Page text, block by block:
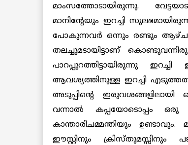
മാംസത്തോടായിരുന്നു.
മാനിന്റേയും ഇറച്ചി
പോകുന്നവര്‍ ഒന്നും രണ്ടും
തലച്ചുമടായിട്ടാണ്
പാറപ്പുറത്തിട്ടായിരുന്നു
ആവശ്യത്തിനുള്ള ഇറച്ചി
അടുപ്പിന്റെ ഇരുവശങ്ങളിലായി
വന്നാല്‍ കപ്പയോടൊപ്പം ഒരു
കാന്താരിചമ്മന്തിയും
ഈസ്റ്റിനും ക്രിസ്തുമസ്സിനും